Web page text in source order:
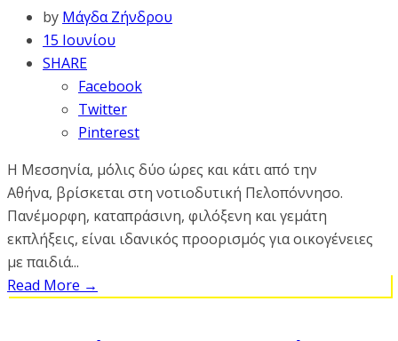
by Μάγδα Ζήνδρου
15 Ιουνίου
SHARE
Facebook
Twitter
Pinterest
Η Μεσσηνία, μόλις δύο ώρες και κάτι από την
Αθήνα, βρίσκεται στη νοτιοδυτική Πελοπόννησο.
Πανέμορφη, καταπράσινη, φιλόξενη και γεμάτη
εκπλήξεις, είναι ιδανικός προορισμός για οικογένειες
με παιδιά...
Read More →